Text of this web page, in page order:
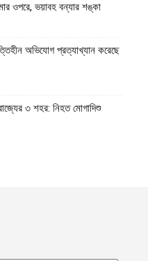
ওপরে, ভয়াবহ বন্যার শঙ্কা
অভিযোগ প্রত্যাখ্যান করেছে
৩ শহর: নিহত মোগাদিশু
শাস্তি দাবিতে ১২৩০